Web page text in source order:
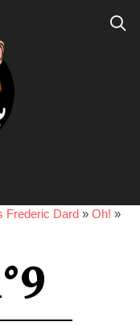
Frederic Dard » Oh! »